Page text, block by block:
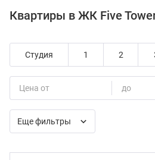
Квартиры в ЖК Five
Студия 1 2
Цена от до
Еще фильтры